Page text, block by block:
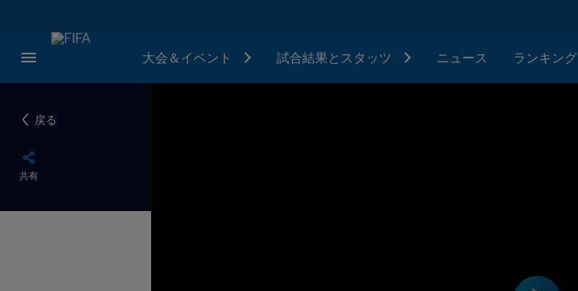
大会＆イベント 試合結果とスタッツ ニュース ランキング
戻る
共有